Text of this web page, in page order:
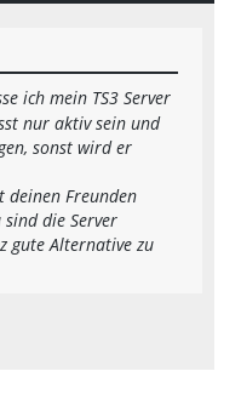
ich mein TS3 Server
nur aktiv sein und
sonst wird er
deinen Freunden
die Server
gute Alternative zu